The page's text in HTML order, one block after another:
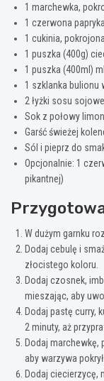
1 marchewka,
1 czerwona
1 cukinia,
1 puszka (400g)
1 puszka (400ml)
1 szklanka bulionu
2 łyżki sosu
Sok z połowy
Garść świeżej
Sól i pieprz do
Opcjonalnie: 1
pikantnej)
W dużym garnku
Dodaj cebulę i
złocistego koloru.
Dodaj czosnek,
mieszając, aby
Dodaj pastę curry,
2 minuty, aż
Dodaj marchewkę,
aby warzywa
Dodaj ciecierzycę,